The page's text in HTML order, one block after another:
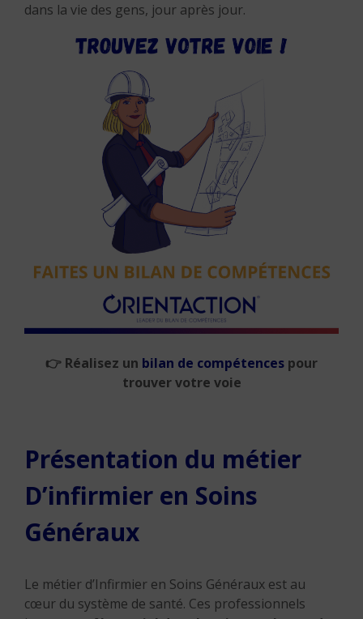
dans la vie des gens, jour après jour.
👉 Réalisez un bilan de compétences pour
trouver votre voie
Présentation du métier
D’infirmier en Soins
Généraux
Le métier d’Infirmier en Soins Généraux est au
cœur du système de santé. Ces professionnels